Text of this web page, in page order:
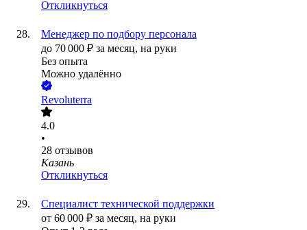
Откликнуться
Менеджер по подбору персонала
до 70 000 ₽ за месяц, на руки
Без опыта
Можно удалённо
Revoluterra
4.0
•
28 отзывов
Казань
Откликнуться
Специалист технической поддержки
от 60 000 ₽ за месяц, на руки